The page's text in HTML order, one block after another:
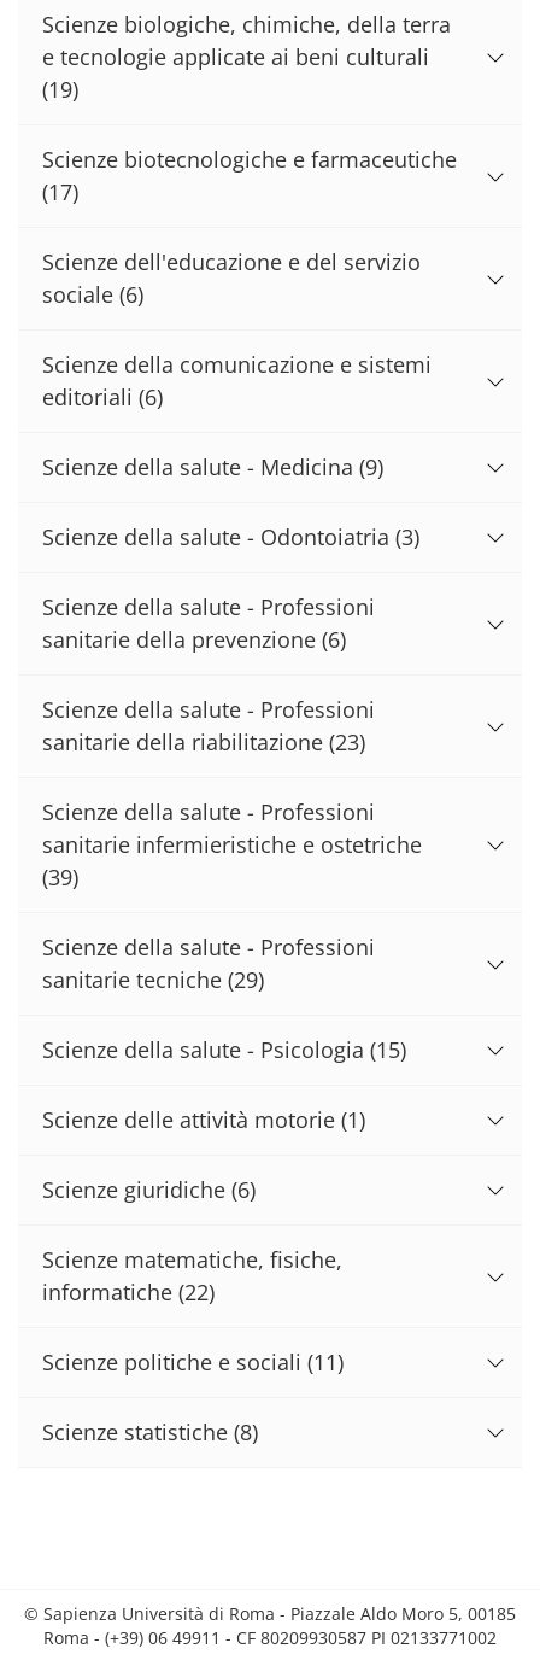
Scienze biologiche, chimiche, della terra
e tecnologie applicate ai beni culturali
(19)
Scienze biotecnologiche e farmaceutiche
(17)
Scienze dell'educazione e del servizio
sociale (6)
Scienze della comunicazione e sistemi
editoriali (6)
Scienze della salute - Medicina (9)
Scienze della salute - Odontoiatria (3)
Scienze della salute - Professioni
sanitarie della prevenzione (6)
Scienze della salute - Professioni
sanitarie della riabilitazione (23)
Scienze della salute - Professioni
sanitarie infermieristiche e ostetriche
(39)
Scienze della salute - Professioni
sanitarie tecniche (29)
Scienze della salute - Psicologia (15)
Scienze delle attività motorie (1)
Scienze giuridiche (6)
Scienze matematiche, fisiche,
informatiche (22)
Scienze politiche e sociali (11)
Scienze statistiche (8)
© Sapienza Università di Roma - Piazzale Aldo Moro 5, 00185
Roma - (+39) 06 49911 - CF 80209930587 PI 02133771002